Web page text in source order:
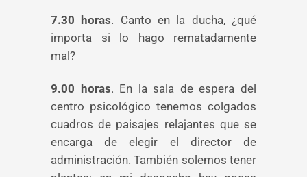
7.30 horas. Canto en la ducha, ¿qué
importa si lo hago rematadamente
mal?
9.00 horas. En la sala de espera del
centro psicológico tenemos colgados
cuadros de paisajes relajantes que se
encarga de elegir el director de
administración. También solemos tener